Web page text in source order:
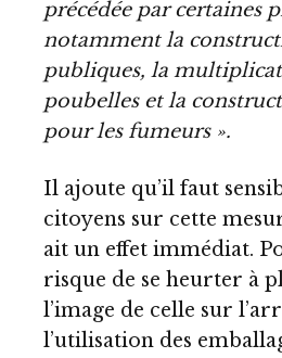
précédée par certaines
notamment la
publiques, la
poubelles et la
pour les fumeurs ».
Il ajoute qu’il faut
citoyens sur cette
ait un effet immédiat.
risque de se heurter à
l’image de celle sur
l’utilisation des